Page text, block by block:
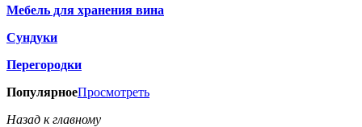
Мебель для хранения вина
Сундуки
Перегородки
ПопулярноеПросмотреть
Назад к главному